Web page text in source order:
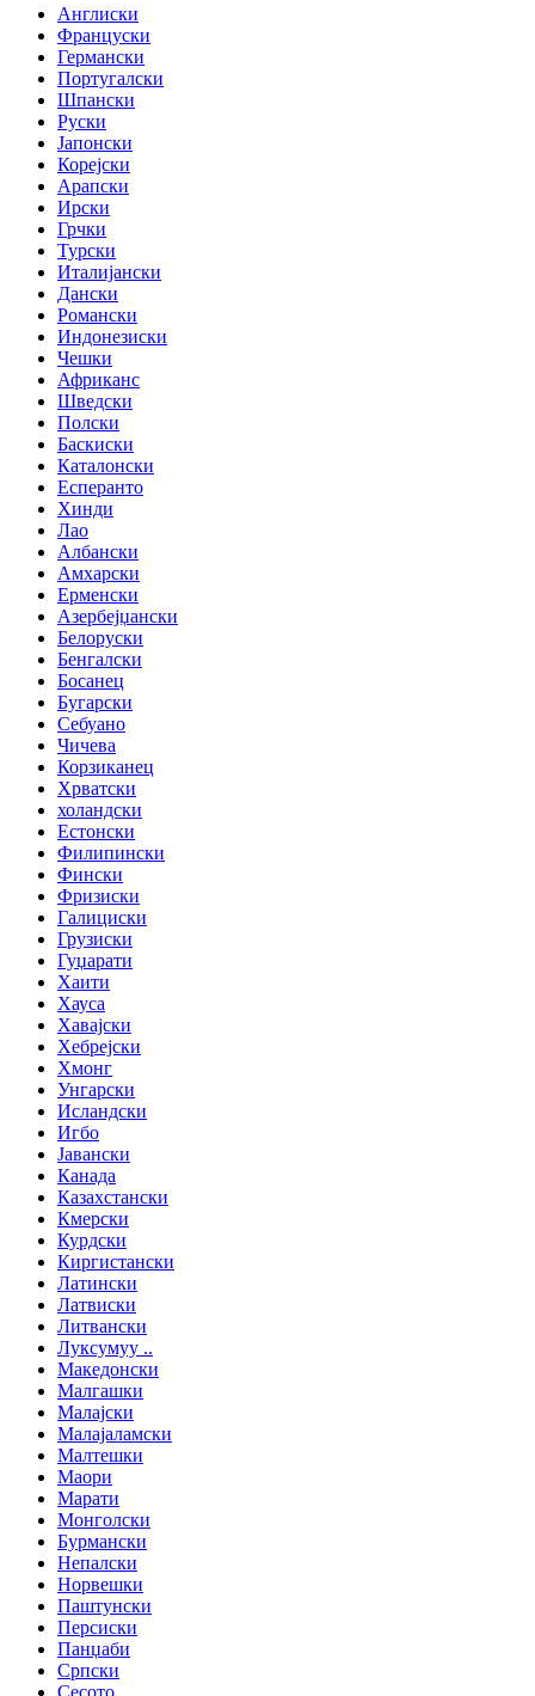
Англиски
Француски
Германски
Португалски
Шпански
Руски
Јапонски
Корејски
Арапски
Ирски
Грчки
Турски
Италијански
Дански
Романски
Индонезиски
Чешки
Африканс
Шведски
Полски
Баскиски
Каталонски
Есперанто
Хинди
Лао
Албански
Амхарски
Ерменски
Азербејџански
Белоруски
Бенгалски
Босанец
Бугарски
Себуано
Чичева
Корзиканец
Хрватски
холандски
Естонски
Филипински
Фински
Фризиски
Галициски
Грузиски
Гуџарати
Хаити
Хауса
Хавајски
Хебрејски
Хмонг
Унгарски
Исландски
Игбо
Јавански
Канада
Казахстански
Кмерски
Курдски
Киргистански
Латински
Латвиски
Литвански
Луксумуу ..
Македонски
Малгашки
Малајски
Малајаламски
Малтешки
Маори
Марати
Монголски
Бурмански
Непалски
Норвешки
Паштунски
Персиски
Панџаби
Српски
Сесото